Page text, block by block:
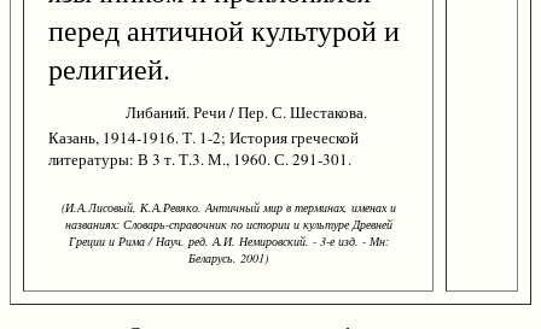
перед античной культурой и
религией.
Либаний. Речи / Пер. С. Шестакова.
Казань, 1914-1916. Т. 1-2; История греческой
литературы: В 3 т. Т.3. М., 1960. С. 291-301.
(И.А.Лисовый, К.А.Ревяко. Античный мир в терминах, именах и
названиях: Словарь-справочник по истории и культуре Древней
Греции и Рима / Науч. ред. А.И. Немировский. - 3-е изд. - Мн:
Беларусь, 2001)